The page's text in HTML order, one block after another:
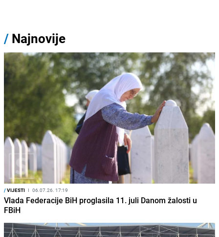
/ Najnovije
/VIJESTI I 06.07.26. 17:19
Vlada Federacije BiH proglasila 11. juli Danom žalosti u
FBiH